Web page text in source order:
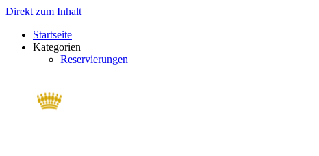
Direkt zum Inhalt
Startseite
Kategorien
Reservierungen